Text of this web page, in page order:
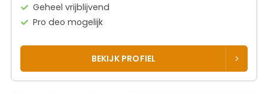
Geheel vrijblijvend
Pro deo mogelijk
BEKIJK PROFIEL